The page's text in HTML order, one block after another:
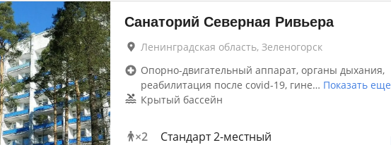
Санаторий Северная Ривьера
Ленинградская область, Зеленогорск
Опорно-двигательный аппарат, органы дыхания,
реабилитация после covid-19, гине… Показать еще
Крытый бассейн
×2 Стандарт 2-местный